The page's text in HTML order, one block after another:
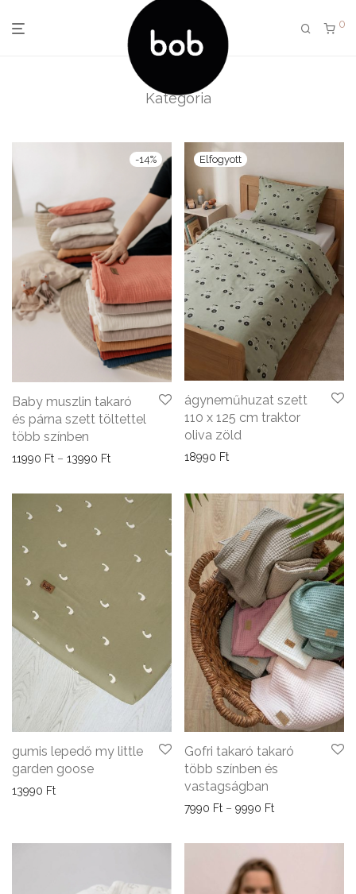
0
Kategória
-14%
Baby muszlin takaró
és párna szett töltettel
több színben
11990 Ft – 13990 FtÁrtartomány: 11990 Ft - 13990 Ft
ágyneműhuzat szett
110 x 125 cm traktor
oliva zöld
18990 Ft
gumis lepedő my little
garden goose
13990 Ft
Gofri takaró takaró
több színben és
vastagságban
7990 Ft – 9990 FtÁrtartomány: